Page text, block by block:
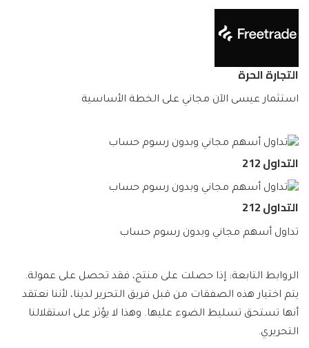
التجارة الحرة
استثمار عيسى الآن مجاني على الخطة الأساسية
التداول 212
التداول 212
تداول أسهم مجاني وبدون رسوم حساب
الروابط التابعة: إذا حصلت على منتج، فقد تحصل على عمولة.
يتم اختيار هذه الصفقات من قبل فريق التحرير لدينا، لأننا نعتقد
أنها تستحق تسليط الضوء عليها. وهذا لا يؤثر على استقلالنا
التحريري.